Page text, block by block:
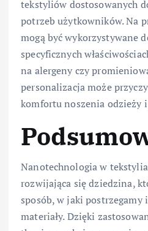
tekstyliów dostosowanych
potrzeb użytkowników. Na
mogą być wykorzystywane
specyficznych
na alergeny czy
personalizacja może
komfortu noszenia odzieży
Nanotechnologia w
rozwijająca się dziedzina,
sposób, w jaki
materiały. Dzięki